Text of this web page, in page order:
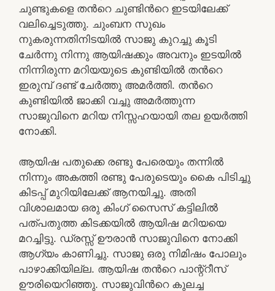
ചുണ്ടുകളെ തൻറെ ചുണ്ടിൻറെ ഇടയിലേക്ക്
വലിച്ചെടുത്തു. ചുംബന സുഖം
നുകരുന്നതിനിടയിൽ സാജു കുറച്ചു കൂടി
ചേർന്നു നിന്നു ആയിഷക്കും അവനും ഇടയിൽ
നിന്നിരുന്ന മറിയയുടെ കുണ്ടിയിൽ തൻറെ
ഇരുമ്പ് ദണ്ട് ചേർത്തു അമർത്തി. തൻറെ
കുണ്ടിയിൽ ജാക്കി വച്ചു അമർത്തുന്ന
സാജുവിനെ മറിയ നിസ്സഹയായി തല ഉയർത്തി
നോക്കി.
ആയിഷ പതുക്കെ രണ്ടു പേരെയും തന്നിൽ
നിന്നും അകത്തി രണ്ടു പേരുടെയും കൈ പിടിച്ചു
കിടപ്പ് മുറിയിലേക്ക് ആനയിച്ചു. അതി
വിശാലമായ ഒരു കിംഗ് സൈസ് കട്ടിലിൽ
പത്പതുത്ത കിടക്കയിൽ ആയിഷ മറിയയെ
മറച്ചിട്ടു. ഡ്രസ്സ് ഊരാൻ സാജുവിനെ നോക്കി
ആഗ്യം കാണിച്ചു. സാജു ഒരു നിമിഷം പോലും
പാഴാക്കിയില്ല. ആയിഷ തൻറെ പാന്റ്റീസ്
ഊരിയെറിഞ്ഞു. സാജുവിൻറെ കുലച്ച